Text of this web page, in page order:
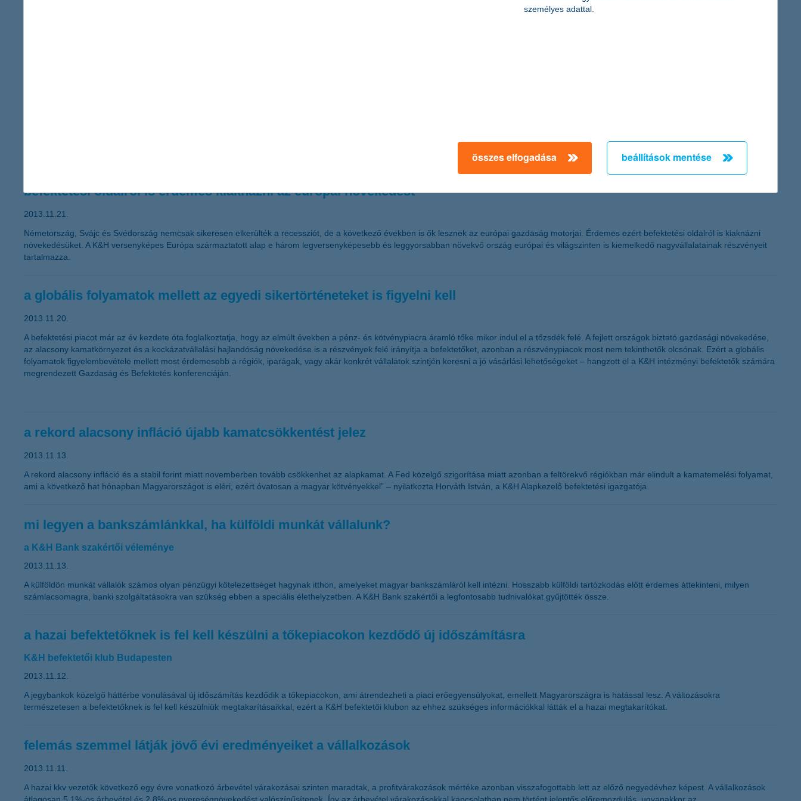
szükség az „új életünkben”. Ne hagyjuk magunkat befolyásolni a nagyobb fizikai távolságtól: tartsuk a pénzügyeinket mindig kézközelben, akárhol is legyünk! Pontokba szedtük, mire figyeljen oda
befektetési oldalról is érdemes kiaknázni az európai növekedést
2013.11.21.
Németország, Svájc és Svédország nemcsak sikeresen elkerülték a recessziót, de a következő években is ők lesznek az európai gazdaság motorjai. Érdemes ezért befektetési oldalról is kiaknázni
növekedésüket. A K&H versenyképes Európa származtatott alap e három legversenyképesebb és leggyorsabban növekvő ország európai és világszinten is kiemelkedő nagyvállalatainak részvényeit
tartalmazza.
a globális folyamatok mellett az egyedi sikertörténeteket is figyelni kell
2013.11.20.
A befektetési piacot már az év kezdete óta foglalkoztatja, hogy az elmúlt években a pénz- és kötvénypiacra áramló tőke mikor indul el a tőzsdék felé. A fejlett országok biztató gazdasági növekedése,
az alacsony kamatkörnyezet és a kockázatvállalási hajlandóság növekedése is a részvények felé irányítja a befektetőket, azonban a részvénypiacok most nem tekinthetők olcsónak. Ezért a globális
folyamatok figyelembevétele mellett most érdemesebb a régiók, iparágak, vagy akár konkrét vállalatok szintjén keresni a jó vásárlási lehetőségeket – hangzott el a K&H intézményi befektetők számára
megrendezett Gazdaság és Befektetés konferenciáján.
a rekord alacsony infláció újabb kamatcsökkentést jelez
2013.11.13.
A rekord alacsony infláció és a stabil forint miatt novemberben tovább csökkenhet az alapkamat. A Fed közelgő szigorítása miatt azonban a feltörekvő régiókban már elindult a kamatemelési folyamat,
ami a következő hat hónapban Magyarországot is eléri, ezért óvatosan a magyar kötvényekkel” – nyilatkozta Horváth István, a K&H Alapkezelő befektetési igazgatója.
mi legyen a bankszámlánkkal, ha külföldi munkát vállalunk?
a K&H Bank szakértői véleménye
2013.11.13.
A külföldön munkát vállalók számos olyan pénzügyi kötelezettséget hagynak itthon, amelyeket magyar bankszámláról kell intézni. Hosszabb külföldi tartózkodás előtt érdemes áttekinteni, milyen
számlacsomagra, banki szolgáltatásokra van szükség ebben a speciális élethelyzetben. A K&H Bank szakértői a legfontosabb tudnivalókat gyűjtötték össze.
a hazai befektetőknek is fel kell készülni a tőkepiacokon kezdődő új időszámításra
K&H befektetői klub Budapesten
2013.11.12.
A jegybankok közelgő háttérbe vonulásával új időszámítás kezdődik a tőkepiacokon, ami átrendezheti a piaci erőegyensúlyokat, emellett Magyarországra is hatással lesz. A változásokra
természetesen a befektetőknek is fel kell készülniük megtakarításaikkal, ezért a K&H befektetői klubon az ehhez szükséges információkkal látták el a hazai megtakarítókat.
felemás szemmel látják jövő évi eredményeiket a vállalkozások
2013.11.11.
A hazai kkv vezetők következő egy évre vonatkozó árbevétel várakozásai szinten maradtak, a profitvárakozások mértéke azonban visszafogottabb lett az előző negyedévhez képest. A vállalkozások
személyes adattal.
összes elfogadása beállítások mentése